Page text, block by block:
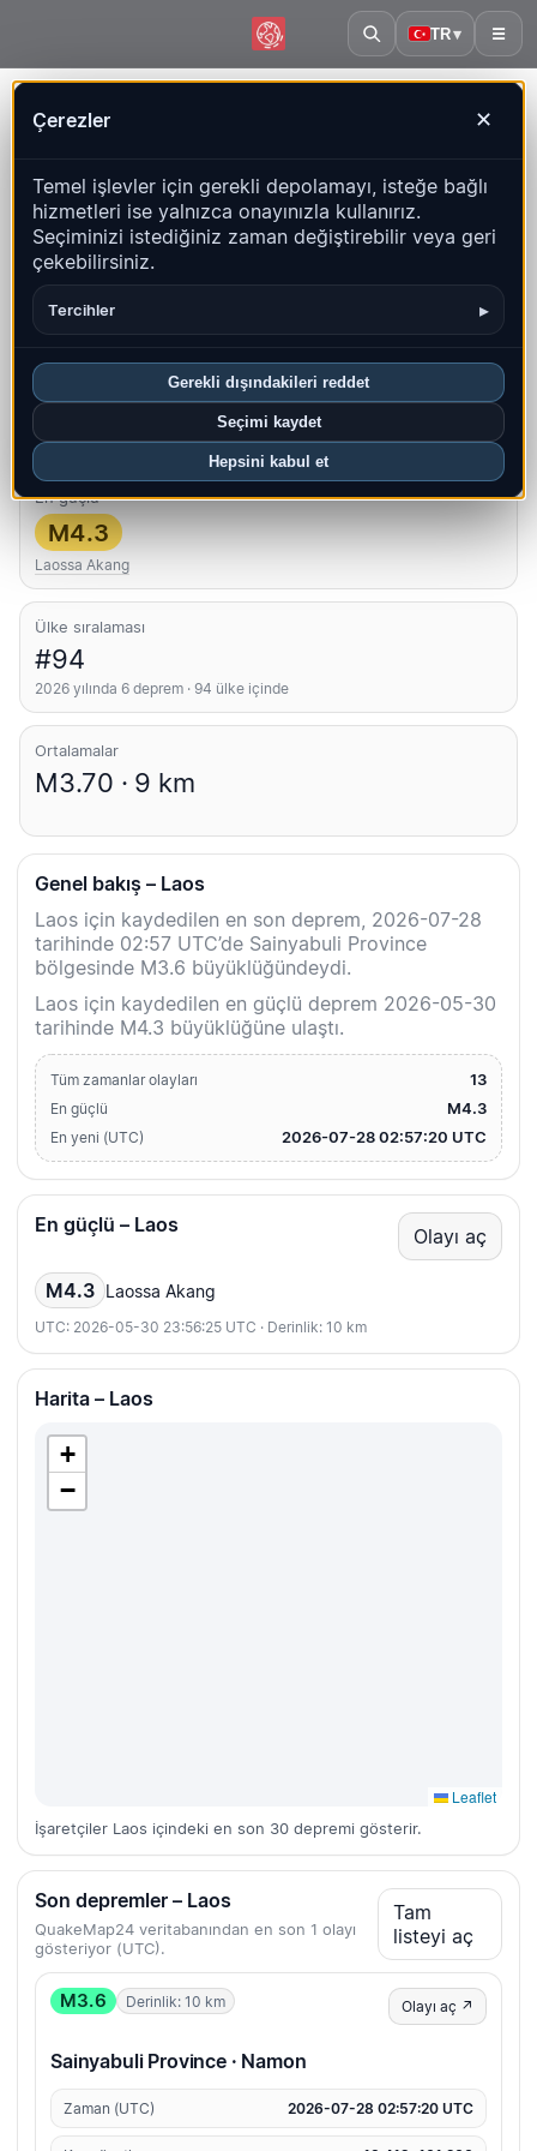
TR▾ ☰
Çerezler ✕
Temel işlevler için gerekli depolamayı, isteğe bağlı
hizmetleri ise yalnızca onayınızla kullanırız.
Seçiminizi istediğiniz zaman değiştirebilir veya geri
çekebilirsiniz.
Tercihler ▸
Gerekli dışındakileri reddet
Seçimi kaydet
Hepsini kabul et
Canlı harita, istatistikler ve son olaylar
Geçmiş haritasını aç Bu ülkedeki en yeniler
Genel bakış
Bu ayki depremler
0
En yeni UTC: 2026-07-28 02:57:20
En güçlü
M4.3
Laossa Akang
Ülke sıralaması
#94
2026 yılında 6 deprem · 94 ülke içinde
Ortalamalar
M3.70 · 9 km
Genel bakış – Laos
Laos için kaydedilen en son deprem, 2026-07-28
tarihinde 02:57 UTC’de Sainyabuli Province
bölgesinde M3.6 büyüklüğündeydi.
Laos için kaydedilen en güçlü deprem 2026-05-30
tarihinde M4.3 büyüklüğüne ulaştı.
Tüm zamanlar olayları 13
En güçlü M4.3
En yeni (UTC) 2026-07-28 02:57:20 UTC
En güçlü – Laos Olayı aç
M4.3 Laossa Akang
UTC: 2026-05-30 23:56:25 UTC · Derinlik: 10 km
Harita – Laos
+
−
Leaflet
İşaretçiler Laos içindeki en son 30 depremi gösterir.
Son depremler – Laos
QuakeMap24 veritabanından en son 1 olayı
gösteriyor (UTC).
Tam
listeyi aç
M3.6 Derinlik: 10 km Olayı aç ↗
Sainyabuli Province · Namon
Zaman (UTC) 2026-07-28 02:57:20 UTC